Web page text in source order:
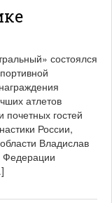
состоялся
атлетов
почетных гостей
России,
Владислав
Федерации